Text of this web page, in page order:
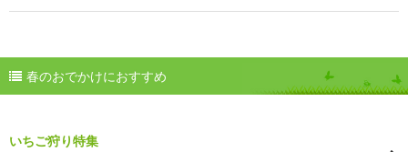
春のおでかけにおすすめ
いちご狩り特集